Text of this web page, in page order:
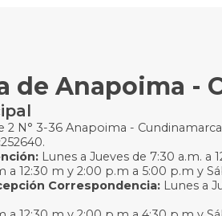
de Anapoima -
2 N° 3-36 Anapoima -
252640.
Lunes a Jueves de 7:30 a.m. a
a 12:30 m y 2:00 p.m a 5:00 p.m y
Correspondencia:Lunes a